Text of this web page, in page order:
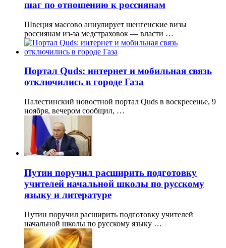
шаг по отношению к россиянам
Швеция массово аннулирует шенгенские визы
россиянам из-за медстраховок — власти …
Портал Quds: интернет и мобильная связь
отключились в городе Газа
Палестинский новостной портал Quds в воскресенье, 9
ноября, вечером сообщил, …
Путин поручил расширить подготовку
учителей начальной школы по русскому
языку и литературе
Путин поручил расширить подготовку учителей
начальной школы по русскому языку …